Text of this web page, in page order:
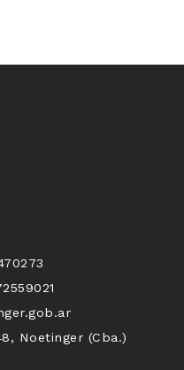
Noetinger (Cba.)